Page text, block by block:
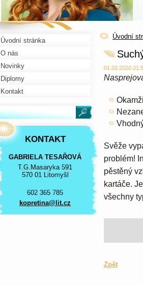
Úvodní
01.02.2020
Svěže
problém!
pěstěný
kartáče.
všechny
Zpět
Úvodní stránka
O nás
Novinky
Diplomy
Kontakt
KONTAKT
GABRIELA TESAŘOVÁ
T.G.Masaryka 591
570 01 Litomyšl
602 365 785
kopretina@lit.cz